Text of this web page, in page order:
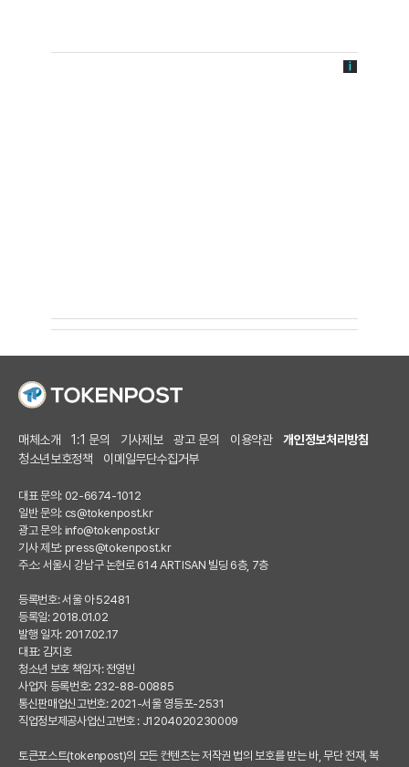
매체소개 1:1 문의 기사제보 광고 문의 이용약관
개인정보처리방침
청소년보호정책
이메일무단수집거부
대표 문의: 02-6674-1012
일반 문의: cs@tokenpost.kr
광고 문의: info@tokenpost.kr
기사 제보: press@tokenpost.kr
주소: 서울시 강남구 논현로 614 ARTISAN 빌딩 6층, 7층
등록번호: 서울 아 52481
등록일: 2018.01.02
발행 일자: 2017.02.17
대표: 김지호
청소년 보호 책임자: 전영빈
사업자 등록번호: 232-88-00885
통신판매업신고번호: 2021-서울 영등포-2531
직업정보제공사업신고번호 : J1204020230009
토큰포스트(tokenpost)의 모든 컨텐츠는 저작권 법의 보호를 받는 바, 무단 전재, 복